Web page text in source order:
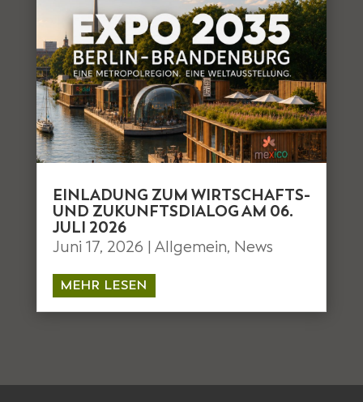
EINLADUNG ZUM WIRTSCHAFTS-
UND ZUKUNFTSDIALOG AM 06.
JULI 2026
Juni 17, 2026 | Allgemein, News
MEHR LESEN